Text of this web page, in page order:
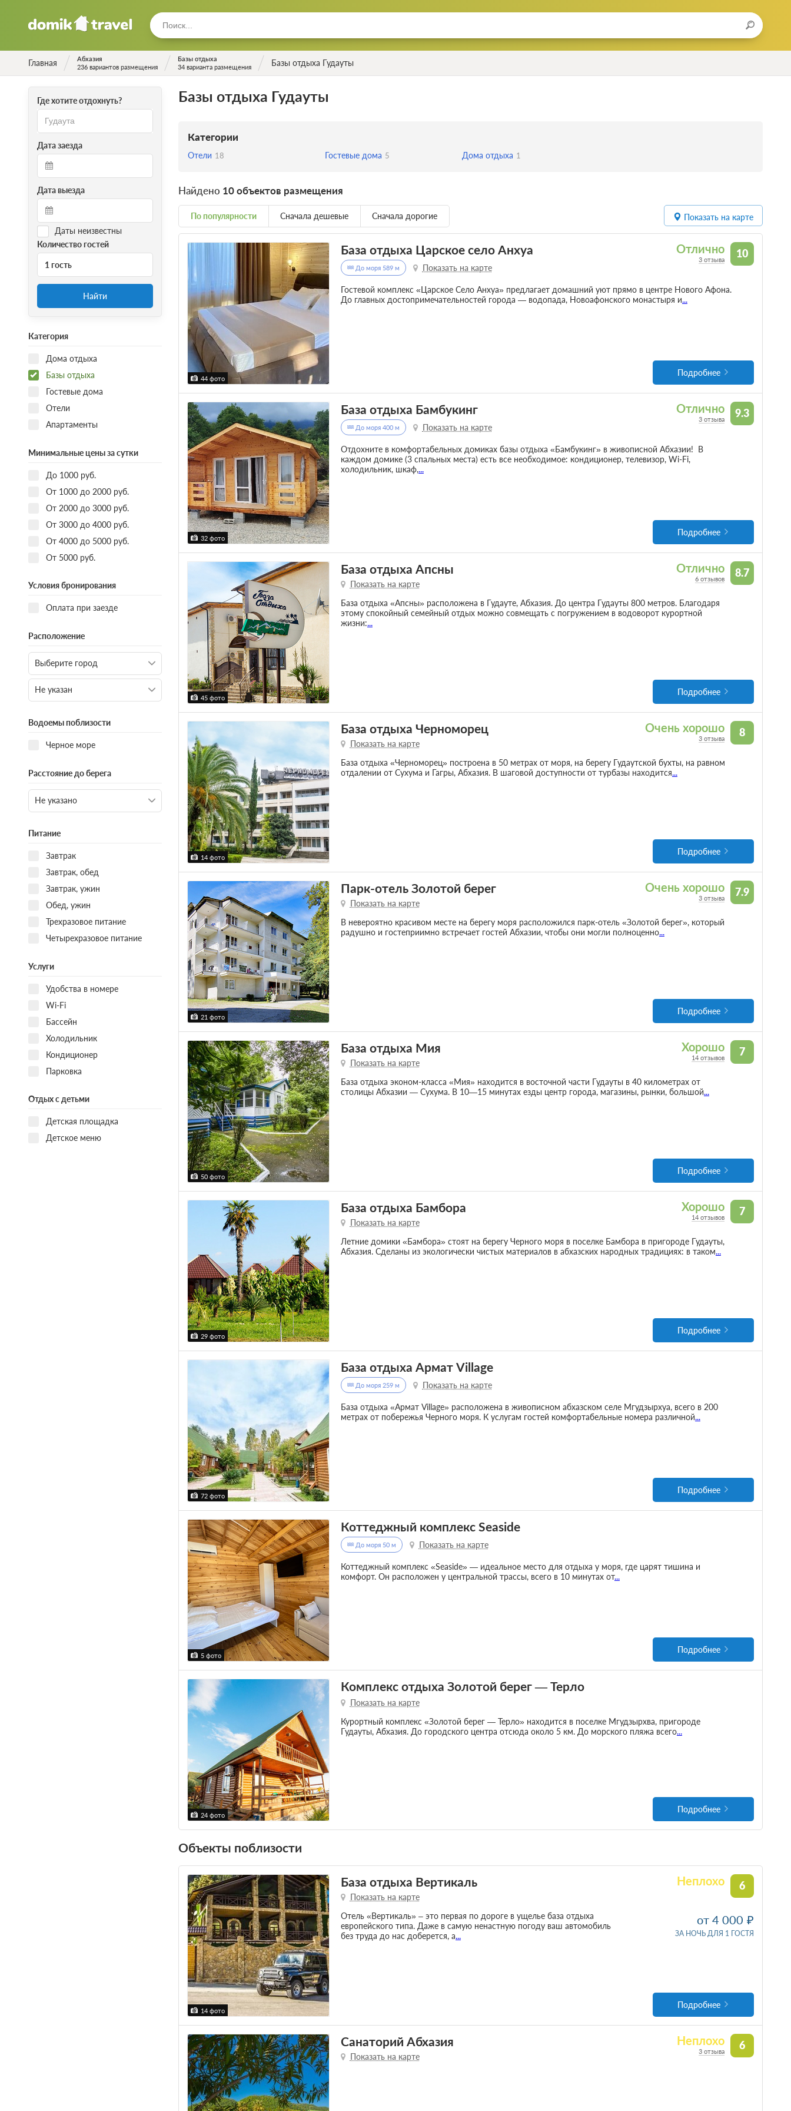
Главная
Абхазия
236 вариантов размещения
Базы отдыха
34 варианта размещения
Базы отдыха Гудауты
Где хотите отдохнуть?
Дата заезда
Дата выезда
Даты неизвестны
Количество гостей
1 гость
Найти
Категория
Дома отдыха
Базы отдыха
Гостевые дома
Отели
Апартаменты
Минимальные цены за сутки
До 1000 руб.
От 1000 до 2000 руб.
От 2000 до 3000 руб.
От 3000 до 4000 руб.
От 4000 до 5000 руб.
От 5000 руб.
Условия бронирования
Оплата при заезде
Расположение
Водоемы поблизости
Черное море
Расстояние до берега
Питание
Завтрак
Завтрак, обед
Завтрак, ужин
Обед, ужин
Трехразовое питание
Четырехразовое питание
Услуги
Удобства в номере
Wi-Fi
Бассейн
Холодильник
Кондиционер
Парковка
Отдых с детьми
Детская площадка
Детское меню
Базы отдыха Гудауты
Категории
Отели 18 Гостевые дома 5 Дома отдыха 1
Найдено 10 объектов размещения
По популярности Сначала дешевые Сначала дорогие Показать на карте
44 фото
10
Отлично
3 отзыва
База отдыха Царское село Анхуа
До моря 589 м Показать на карте
Гостевой комплекс «Царское Село Анхуа» предлагает домашний уют прямо в центре Нового Афона.
До главных достопримечательностей города — водопада, Новоафонского монастыря и...
Подробнее
32 фото
9.3
Отлично
3 отзыва
База отдыха Бамбукинг
До моря 400 м Показать на карте
Отдохните в комфортабельных домиках базы отдыха «Бамбукинг» в живописной Абхазии! В
каждом домике (3 спальных места) есть все необходимое: кондиционер, телевизор, Wi-Fi,
холодильник, шкаф,...
Подробнее
45 фото
8.7
Отлично
6 отзывов
База отдыха Апсны
Показать на карте
База отдыха «Апсны» расположена в Гудауте, Абхазия. До центра Гудауты 800 метров. Благодаря
этому спокойный семейный отдых можно совмещать с погружением в водоворот курортной
жизни:...
Подробнее
14 фото
8
Очень хорошо
3 отзыва
База отдыха Черноморец
Показать на карте
База отдыха «Черноморец» построена в 50 метрах от моря, на берегу Гудаутской бухты, на равном
отдалении от Сухума и Гагры, Абхазия. В шаговой доступности от турбазы находится...
Подробнее
21 фото
7.9
Очень хорошо
3 отзыва
Парк-отель Золотой берег
Показать на карте
В невероятно красивом месте на берегу моря расположился парк-отель «Золотой берег», который
радушно и гостеприимно встречает гостей Абхазии, чтобы они могли полноценно...
Подробнее
50 фото
7
Хорошо
14 отзывов
База отдыха Мия
Показать на карте
База отдыха эконом-класса «Мия» находится в восточной части Гудауты в 40 километрах от
столицы Абхазии — Сухума. В 10—15 минутах езды центр города, магазины, рынки, большой...
Подробнее
29 фото
7
Хорошо
14 отзывов
База отдыха Бамбора
Показать на карте
Летние домики «Бамбора» стоят на берегу Черного моря в поселке Бамбора в пригороде Гудауты,
Абхазия. Сделаны из экологически чистых материалов в абхазских народных традициях: в таком...
Подробнее
72 фото
База отдыха Армат Village
До моря 259 м Показать на карте
База отдыха «Армат Village» расположена в живописном абхазском селе Мгудзырхуа, всего в 200
метрах от побережья Черного моря. К услугам гостей комфортабельные номера различной...
Подробнее
5 фото
Коттеджный комплекс Seaside
До моря 50 м Показать на карте
Коттеджный комплекс «Seaside» — идеальное место для отдыха у моря, где царят тишина и
комфорт. Он расположен у центральной трассы, всего в 10 минутах от...
Подробнее
24 фото
Комплекс отдыха Золотой берег — Терло
Показать на карте
Курортный комплекс «Золотой берег — Терло» находится в поселке Мгудзырхва, пригороде
Гудауты, Абхазия. До городского центра отсюда около 5 км. До морского пляжа всего...
Подробнее
Объекты поблизости
14 фото
6
Неплохо
База отдыха Вертикаль
Показать на карте
Отель «Вертикаль» – это первая по дороге в ущелье база отдыха
европейского типа. Даже в самую ненастную погоду ваш автомобиль
без труда до нас доберется, а...
от 4 000
ЗА НОЧЬ ДЛЯ 1 ГОСТЯ
Подробнее
6
Неплохо
3 отзыва
Санаторий Абхазия
Показать на карте